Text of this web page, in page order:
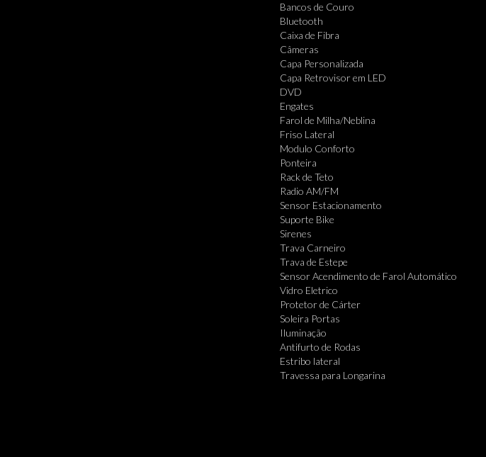
Bancos de Couro
Bluetooth
Caixa de Fibra
Câmeras
Capa Personalizada
Capa Retrovisor em LED
DVD
Engates
Farol de Milha/Neblina
Friso Lateral
Modulo Conforto
Ponteira
Rack de Teto
Radio AM/FM
Sensor Estacionamento
Suporte Bike
Sirenes
Trava Carneiro
Trava de Estepe
Sensor Acendimento de Farol Automático
Vidro Eletrico
Protetor de Cárter
Soleira Portas
Iluminação
Antifurto de Rodas
Estribo lateral
Travessa para Longarina